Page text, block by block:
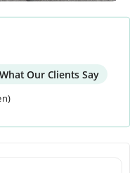
What Our Clients Say